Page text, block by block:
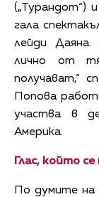
(„Турандот“)
гала
лейди
лично от
получават,“
Попова
участва в
Америка.
Глас, който
По думите на